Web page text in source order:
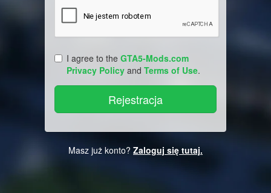
I agree to the GTA5-Mods.com
Privacy Policy and Terms of Use.
Masz już konto? Zaloguj się tutaj.